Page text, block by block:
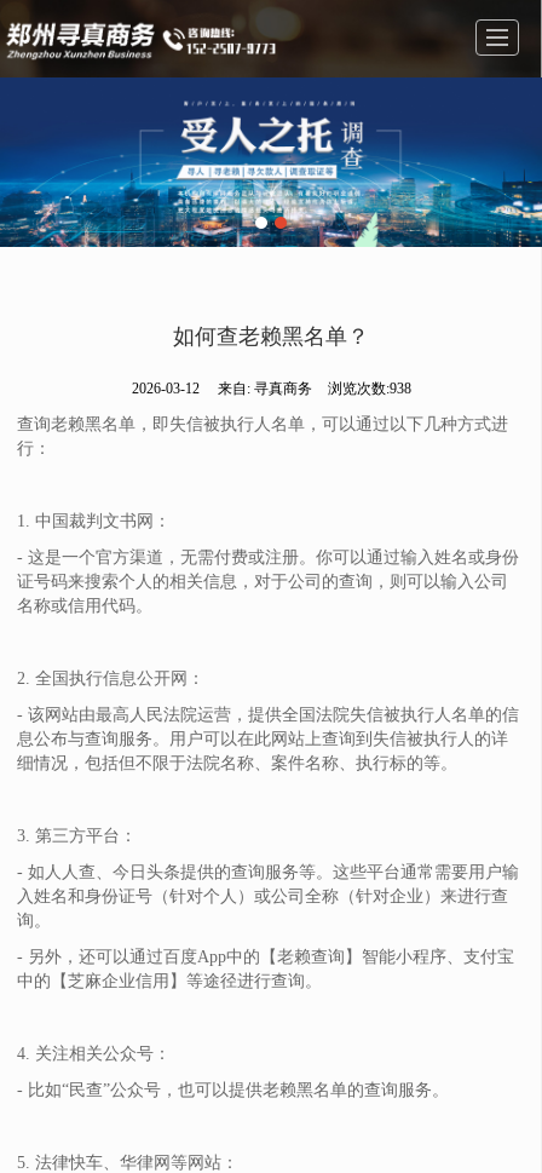
婚姻调查 调查找人
公司介绍 成功案例 新闻动态 联系我们
如何查老赖黑名单？
2026-03-12 来自: 寻真商务 浏览次数:938
查询老赖黑名单，即失信被执行人名单，可以通过以下几种方式进
行：
1. 中国裁判文书网：
- 这是一个官方渠道，无需付费或注册。你可以通过输入姓名或身份
证号码来搜索个人的相关信息，对于公司的查询，则可以输入公司
名称或信用代码。
2. 全国执行信息公开网：
- 该网站由最高人民法院运营，提供全国法院失信被执行人名单的信
息公布与查询服务。用户可以在此网站上查询到失信被执行人的详
细情况，包括但不限于法院名称、案件名称、执行标的等。
3. 第三方平台：
- 如人人查、今日头条提供的查询服务等。这些平台通常需要用户输
入姓名和身份证号（针对个人）或公司全称（针对企业）来进行查
询。
- 另外，还可以通过百度App中的【老赖查询】智能小程序、支付宝
中的【芝麻企业信用】等途径进行查询。
4. 关注相关公众号：
- 比如“民查”公众号，也可以提供老赖黑名单的查询服务。
5. 法律快车、华律网等网站：